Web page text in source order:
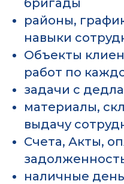
бригады
районы,
навыки
Объекты
работ по
задачи с
материалы,
выдачу
Счета, Акты,
наличные